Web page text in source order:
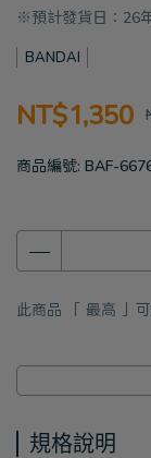
※預計發貨日：26
BANDAI
NT$1,350
商品編號: BAF-
此商品 「 最高 」
規格說明